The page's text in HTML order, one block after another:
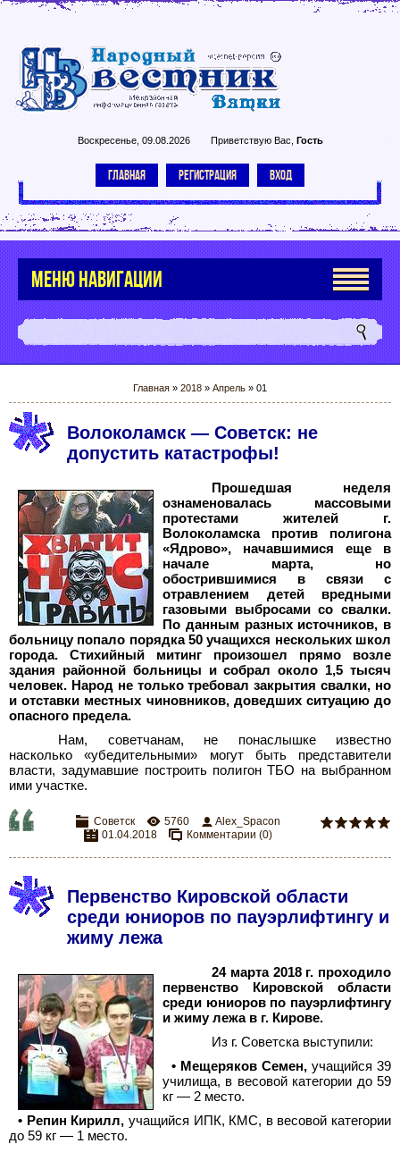
Воскресенье, 09.08.2026 Приветствую Вас Гость
ГЛАВНАЯ РЕГИСТРАЦИЯ ВХОД
МЕНЮ НАВИГАЦИИ
Главная » 2018 » Апрель » 01
Волоколамск — Советск: не
допустить катастрофы!
Прошедшая неделя
ознаменовалась массовыми
протестами жителей г.
Волоколамска против полигона
«Ядрово», начавшимися еще в
начале марта, но
обострившимися в связи с
отравлением детей вредными
газовыми выбросами со свалки.
По данным разных источников, в
больницу попало порядка 50 учащихся нескольких школ
города. Стихийный митинг произошел прямо возле
здания районной больницы и собрал около 1,5 тысяч
человек. Народ не только требовал закрытия свалки, но
и отставки местных чиновников, доведших ситуацию до
опасного предела.
Нам, советчанам, не понаслышке известно
насколько «убедительными» могут быть представители
власти, задумавшие построить полигон ТБО на выбранном
ими участке.
Советск 5760
Alex_Spacon
01.04.2018
Комментарии (0)
Первенство Кировской области
среди юниоров по пауэрлифтингу и
жиму лежа
24 марта 2018 г. проходило
первенство Кировской области
среди юниоров по пауэрлифтингу
и жиму лежа в г. Кирове.
Из г. Советска выступили:
• Мещеряков Семен, учащийся 39
училища, в весовой категории до 59
кг — 2 место.
• Репин Кирилл, учащийся ИПК, КМС, в весовой категории
до 59 кг — 1 место.